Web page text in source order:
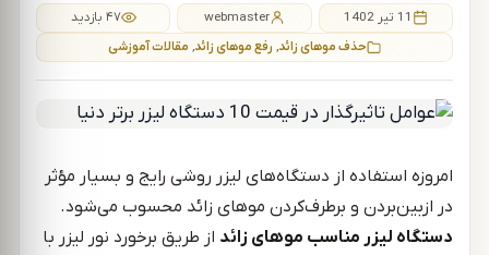
11 تیر 1402 webmaster
۴۷ بازدید
حذف موهای زائد, رفع موهای زائد, مقالات آموزشی
امروزه استفاده از دستگاه‌های لیزر روشی رایج و بسیار مؤثر
در ازبین‌بردن و برطرف‌کردن موهای زائد محسوب می‌شود.
دستگاه لیزر مناسب موهای زائد از طریق برخورد نور لیزر با